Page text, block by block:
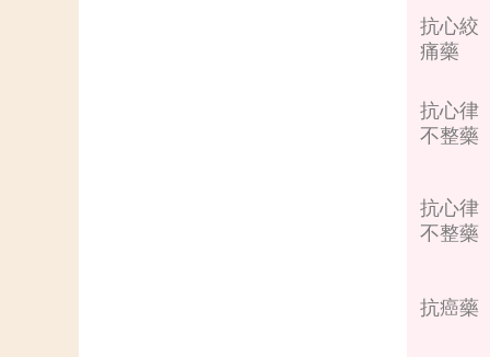
抗心絞
痛藥
抗心律
不整藥
抗心律
不整藥
抗癌藥